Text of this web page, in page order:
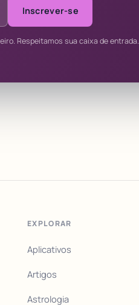
Inscrever-se
Respeitamos sua caixa de entrada.
EXPLORAR
Aplicativos
Artigos
Astrologia